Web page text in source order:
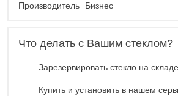
Производитель
Бизнес
Что делать с Вашим стеклом?
Зарезервировать стекло на складе
Купить и установить в нашем